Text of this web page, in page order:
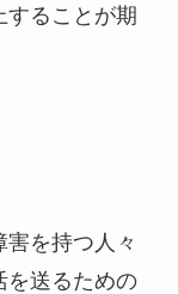
ることが期
を持つ人々
を送るための